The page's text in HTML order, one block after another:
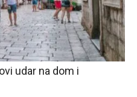
udar na dom i